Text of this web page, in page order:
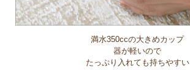
満水350ccの大きめカップ
器が軽いので
たっぷり入れても持ちやすい